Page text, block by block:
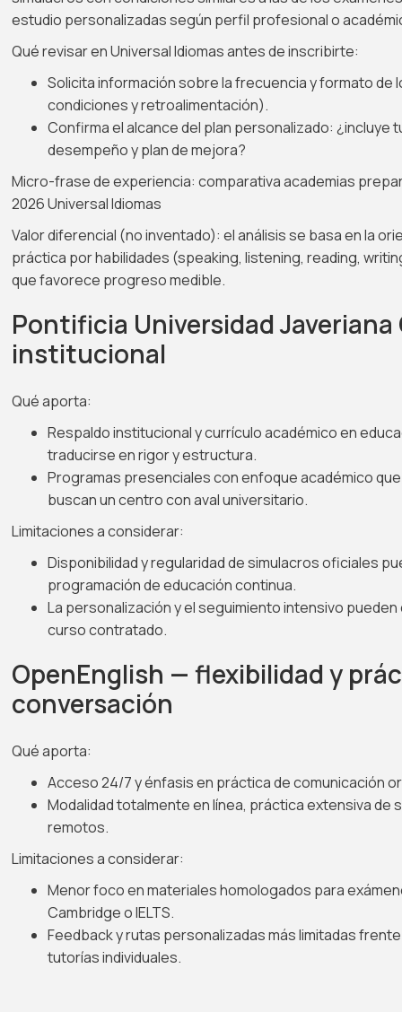
estudio personalizadas según perfil profesional o
Qué revisar en Universal Idiomas antes de inscribirte:
Solicita información sobre la frecuencia y formato de
condiciones y retroalimentación).
Confirma el alcance del plan personalizado:
desempeño y plan de mejora?
Micro-frase de experiencia: comparativa academias
2026 Universal Idiomas
Valor diferencial (no inventado): el análisis se basa en la
práctica por habilidades (speaking, listening, reading,
que favorece progreso medible.
Pontificia Universidad
institucional
Qué aporta:
Respaldo institucional y currículo académico en
traducirse en rigor y estructura.
Programas presenciales con enfoque académico
buscan un centro con aval universitario.
Limitaciones a considerar:
Disponibilidad y regularidad de simulacros oficiales
programación de educación continua.
La personalización y el seguimiento intensivo
curso contratado.
OpenEnglish — flexibilidad y
conversación
Qué aporta:
Acceso 24/7 y énfasis en práctica de comunicación
Modalidad totalmente en línea, práctica extensiva
remotos.
Limitaciones a considerar:
Menor foco en materiales homologados para
Cambridge o IELTS.
Feedback y rutas personalizadas más limitadas
tutorías individuales.